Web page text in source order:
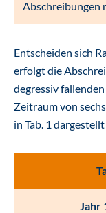
Abschreibungen
Entscheiden sich
erfolgt die
degressiv
Zeitraum von
in Tab. 1
Jahr